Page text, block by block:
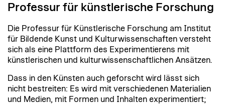
Professur für künstlerische Forschung
Die Professur für Künstlerische Forschung am Institut
für Bildende Kunst und Kulturwissenschaften versteht
sich als eine Plattform des Experimentierens mit
künstlerischen und kulturwissenschaftlichen Ansätzen.
Dass in den Künsten auch geforscht wird lässt sich
nicht bestreiten: Es wird mit verschiedenen Materialien
und Medien, mit Formen und Inhalten experimentiert;